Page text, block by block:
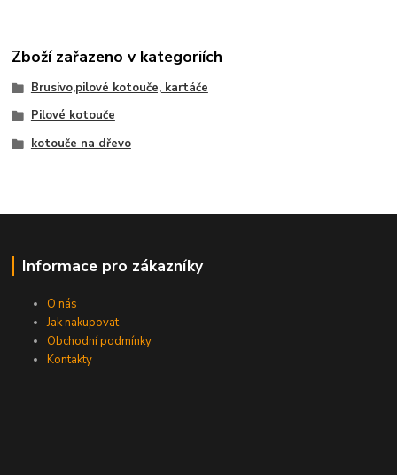
Zboží zařazeno v kategoriích
Brusivo,pilové kotouče, kartáče
Pilové kotouče
kotouče na dřevo
Informace pro zákazníky
O nás
Jak nakupovat
Obchodní podmínky
Kontakty